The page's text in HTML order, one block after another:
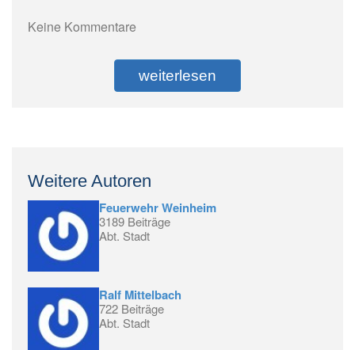
Keine Kommentare
weiterlesen
Weitere Autoren
Feuerwehr Weinheim
3189 Beiträge
Abt. Stadt
Ralf Mittelbach
722 Beiträge
Abt. Stadt